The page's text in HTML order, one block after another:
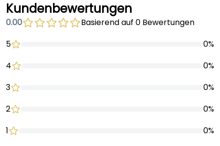
Kundenbewertungen
0.00
Basierend auf 0 Bewertungen
5
0%
4
0%
3
0%
2
0%
1
0%